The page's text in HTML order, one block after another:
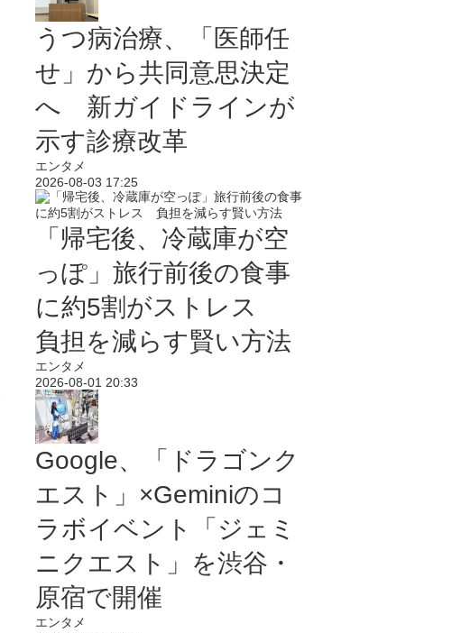
うつ病治療、「医師任
せ」から共同意思決定
へ 新ガイドラインが
示す診療改革
エンタメ
2026-08-03 17:25
「帰宅後、冷蔵庫が空
っぽ」旅行前後の食事
に約5割がストレス
負担を減らす賢い方法
エンタメ
2026-08-01 20:33
Google、「ドラゴンク
エスト」×Geminiのコ
ラボイベント「ジェミ
ニクエスト」を渋谷・
原宿で開催
エンタメ